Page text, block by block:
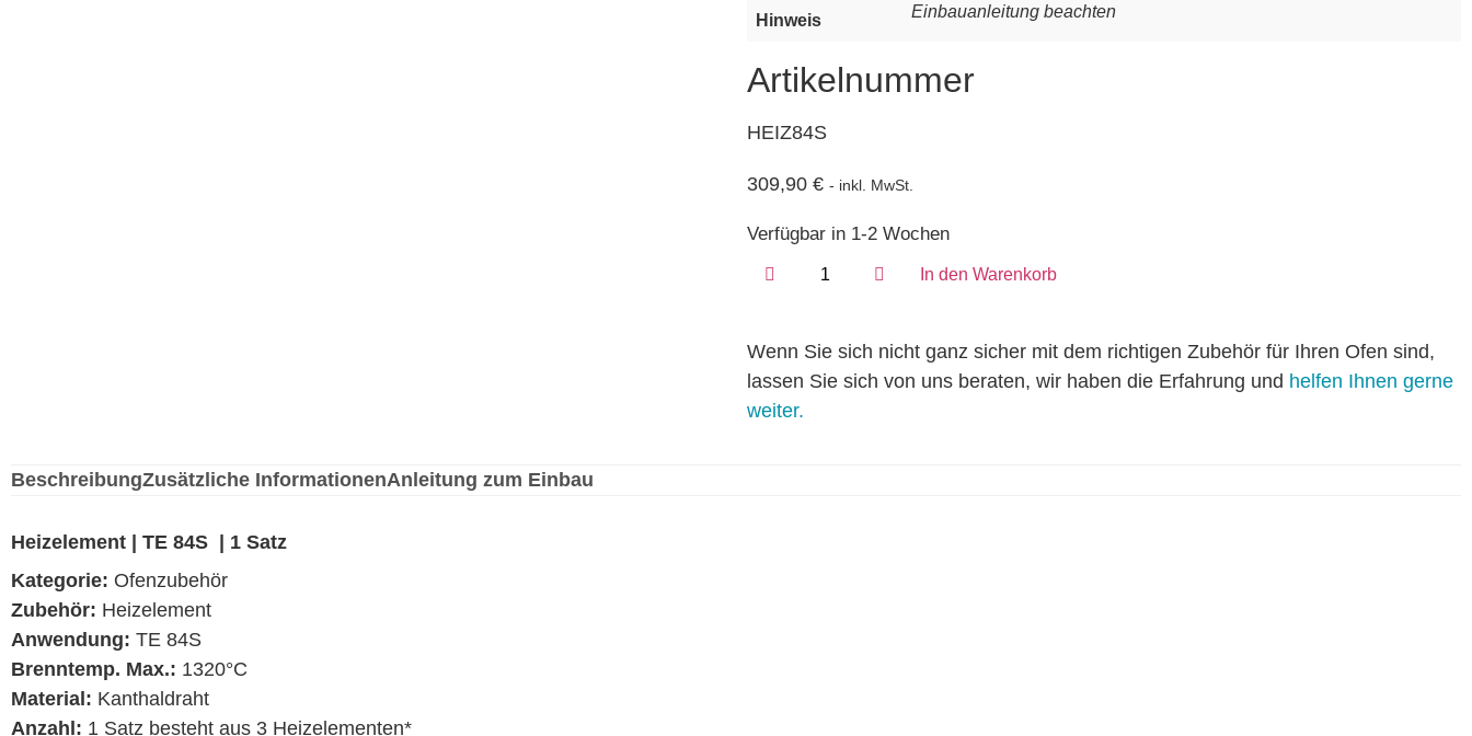
Hinweis Einbauanleitung beachten
Artikelnummer
HEIZ84S
309,90 € - inkl. MwSt.
Verfügbar in 1-2 Wochen
In den Warenkorb
Wenn Sie sich nicht ganz sicher mit dem richtigen Zubehör für Ihren Ofen sind,
lassen Sie sich von uns beraten, wir haben die Erfahrung und helfen Ihnen gerne
weiter.
BeschreibungZusätzliche InformationenAnleitung zum Einbau
Heizelement | TE 84S | 1 Satz
Kategorie: Ofenzubehör
Zubehör: Heizelement
Anwendung: TE 84S
Brenntemp. Max.: 1320°C
Material: Kanthaldraht
Anzahl: 1 Satz besteht aus 3 Heizelementen*